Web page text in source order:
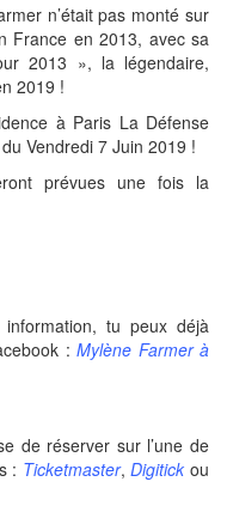
n’était pas monté sur
France en 2013, avec sa
2013 », la légendaire,
2019 !
à Paris La Défense
Vendredi 7 Juin 2019 !
prévues une fois la
tu peux déjà
:Mylène Farmer à
de réserver sur l’une de
: Ticketmaster,Digitick ou